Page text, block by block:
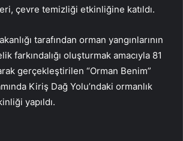
çevre temizliği etkinliğine katıldı.
tarafından orman yangınlarının
farkındalığı oluşturmak amacıyla 81
gerçekleştirilen “Orman Benim”
Kiriş Dağ Yolu’ndaki ormanlık
yapıldı.